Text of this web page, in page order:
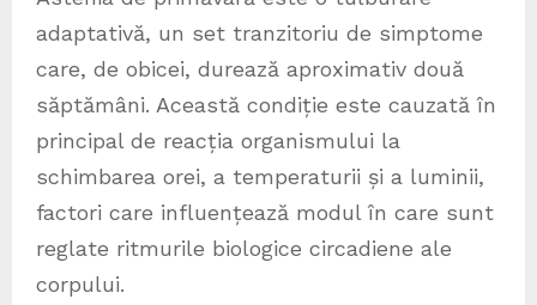
adaptativă, un set tranzitoriu de simptome
care, de obicei, durează aproximativ două
săptămâni. Această condiție este cauzată în
principal de reacția organismului la
schimbarea orei, a temperaturii și a luminii,
factori care influențează modul în care sunt
reglate ritmurile biologice circadiene ale
corpului.